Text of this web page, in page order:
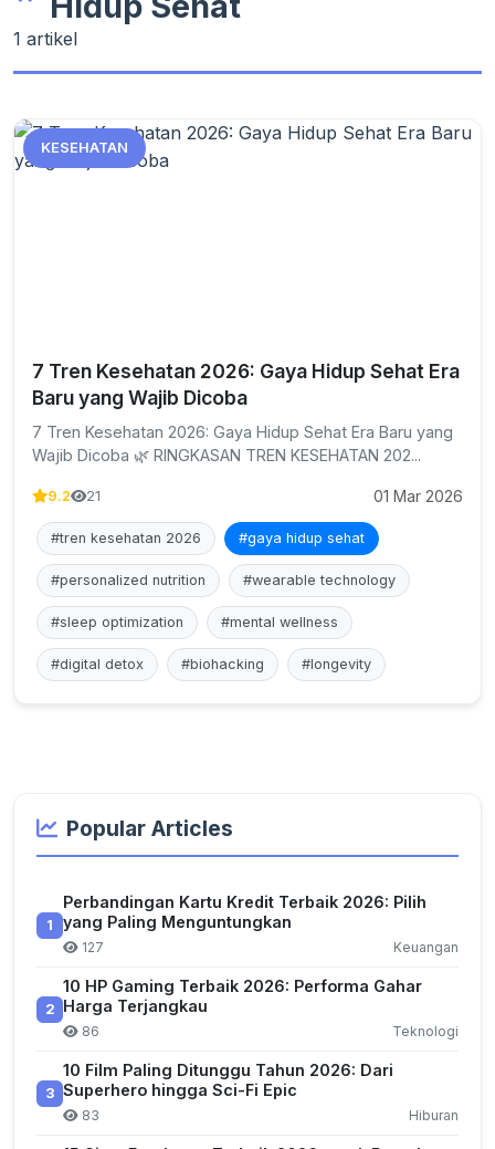
1 artikel
KESEHATAN
7 Tren Kesehatan 2026: Gaya Hidup Sehat Era
Baru yang Wajib Dicoba
7 Tren Kesehatan 2026: Gaya Hidup Sehat Era Baru yang
Wajib Dicoba 🌿 RINGKASAN TREN KESEHATAN 202...
9.2 21 01 Mar 2026
#tren kesehatan 2026 #gaya hidup sehat
#personalized nutrition #wearable technology
#sleep optimization #mental wellness
#digital detox #biohacking #longevity
Popular Articles
1
Perbandingan Kartu Kredit Terbaik 2026: Pilih
yang Paling Menguntungkan
127 Keuangan
2
10 HP Gaming Terbaik 2026: Performa Gahar
Harga Terjangkau
86 Teknologi
3
10 Film Paling Ditunggu Tahun 2026: Dari
Superhero hingga Sci-Fi Epic
83 Hiburan